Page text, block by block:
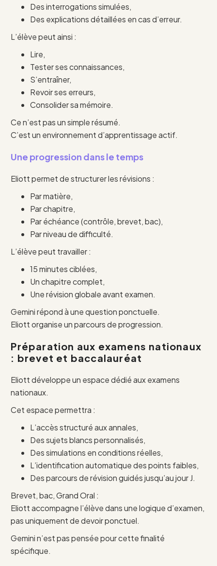
Des interrogations simulées,
Des explications détaillées en cas d’erreur.
L’élève peut ainsi :
Lire,
Tester ses connaissances,
S’entraîner,
Revoir ses erreurs,
Consolider sa mémoire.
Ce n’est pas un simple résumé.
C’est un environnement d’apprentissage actif.
Une progression dans le temps
Eliott permet de structurer les révisions :
Par matière,
Par chapitre,
Par échéance (contrôle, brevet, bac),
Par niveau de difficulté.
L’élève peut travailler :
15 minutes ciblées,
Un chapitre complet,
Une révision globale avant examen.
Gemini répond à une question ponctuelle.
Eliott organise un parcours de progression.
Préparation aux examens nationaux
: brevet et baccalauréat
Eliott développe un espace dédié aux examens
nationaux.
Cet espace permettra :
L’accès structuré aux annales,
Des sujets blancs personnalisés,
Des simulations en conditions réelles,
L’identification automatique des points faibles,
Des parcours de révision guidés jusqu’au jour J.
Brevet, bac, Grand Oral :
Eliott accompagne l’élève dans une logique d’examen,
pas uniquement de devoir ponctuel.
Gemini n’est pas pensée pour cette finalité
spécifique.